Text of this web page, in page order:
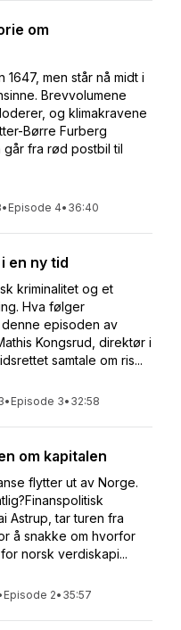
om
men står nå midt i
Brevvolumene
og klimakravene
Børre Furberg
fra rød postbil til
• Episode 4• 36:40
en ny tid
kriminalitet og et
Hva følger
denne episoden av
Kongsrud, direktør i
samtale om ris...
• Episode 3• 32:58
om kapitalen
flytter ut av Norge.
Astrup, tar turen fra
å snakke om hvorfor
norsk verdiskapi...
Episode 2• 35:57